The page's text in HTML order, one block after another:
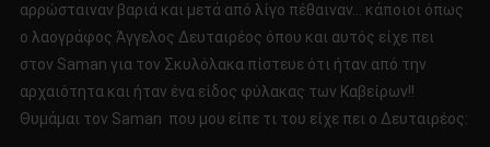
αρρώσταιναν βαριά και μετά από λίγο πέθαιναν… κάποιοι όπως
ο λαογράφος Άγγελος Δευταιρέος όπου και αυτός είχε πει
στον Saman για τον Σκυλόλακα πίστευε ότι ήταν από την
αρχαιότητα και ήταν ένα είδος φύλακας των Καβείρων!!
Θυμάμαι τον Saman που μου είπε τι του είχε πει ο Δευταιρέος: